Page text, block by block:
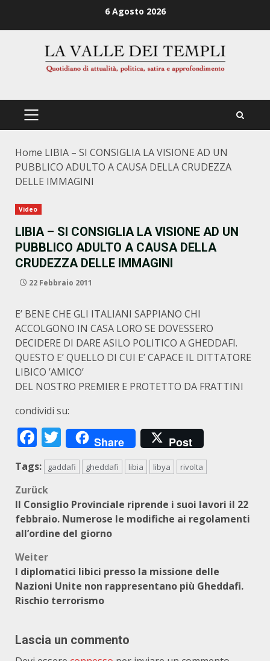
6 Agosto 2026
PRIMÄRES
Home LIBIA – SI CONSIGLIA LA VISIONE AD UN
PUBBLICO ADULTO A CAUSA DELLA CRUDEZZA
DELLE IMMAGINI
Video
LIBIA – SI CONSIGLIA LA VISIONE AD UN
PUBBLICO ADULTO A CAUSA DELLA
CRUDEZZA DELLE IMMAGINI
22 Febbraio 2011
E’ BENE CHE GLI ITALIANI SAPPIANO CHI
ACCOLGONO IN CASA LORO SE DOVESSERO
DECIDERE DI DARE ASILO POLITICO A GHEDDAFI.
QUESTO E’ QUELLO DI CUI E’ CAPACE IL DITTATORE
LIBICO ’AMICO’
DEL NOSTRO PREMIER E PROTETTO DA FRATTINI
condividi su:
Facebook
Twitter
Share Post
Tags: gaddafi gheddafi libia libya rivolta
Beitragsnavigation
Zurück
Il Consiglio Provinciale riprende i suoi lavori il 22
febbraio. Numerose le modifiche ai regolamenti
all’ordine del giorno
Weiter
I diplomatici libici presso la missione delle
Nazioni Unite non rappresentano più Gheddafi.
Rischio terrorismo
Lascia un commento